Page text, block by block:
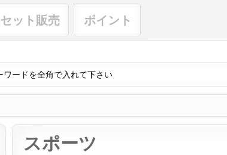
セット販売 ポイント
スポーツ